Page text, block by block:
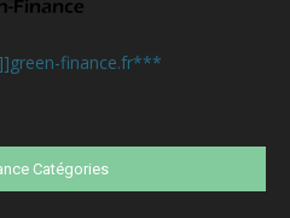
finance.fr***
Catégories